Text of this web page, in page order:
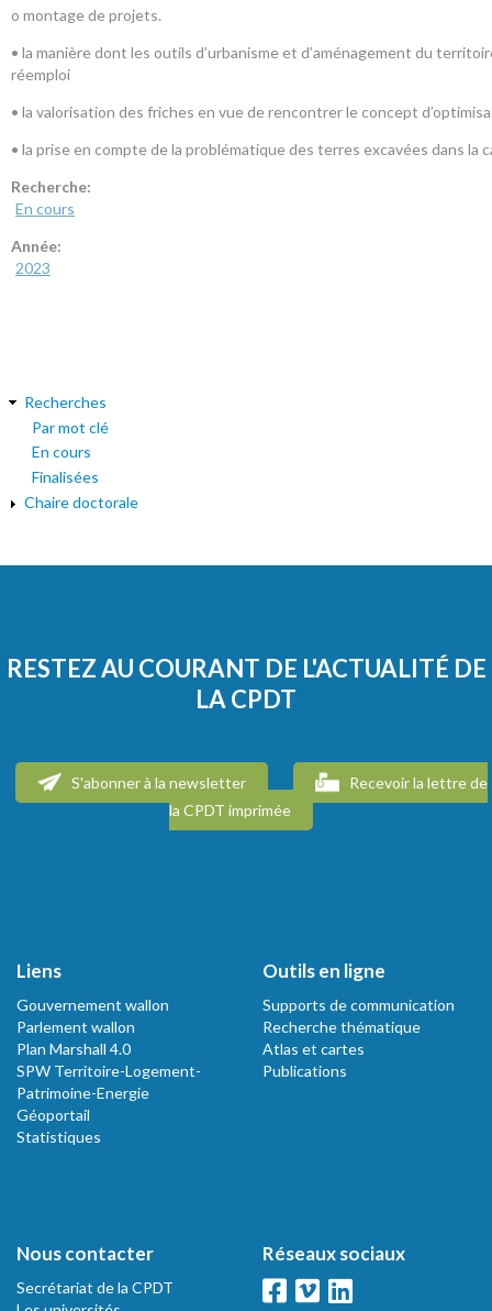
Recherches
Par mot clé
En cours
Finalisées
Chaire doctorale
o montage de projets.
• la manière dont les outils d’urbanisme et d’aménagement du
réemploi
• la valorisation des friches en vue de rencontrer le concept
• la prise en compte de la problématique des terres excavées dans la
Recherche:
En cours
Année:
2023
RESTEZ AU COURANT DE L'ACTUALITÉ DE
LA CPDT
S'abonner à la newsletter
Recevoir la lettre de
la CPDT imprimée
Liens
Gouvernement wallon
Parlement wallon
Plan Marshall 4.0
SPW Territoire-Logement-
Patrimoine-Energie
Géoportail
Statistiques
Outils en ligne
Supports de communication
Recherche thématique
Atlas et cartes
Publications
Nous contacter
Secrétariat de la CPDT
Réseaux sociaux